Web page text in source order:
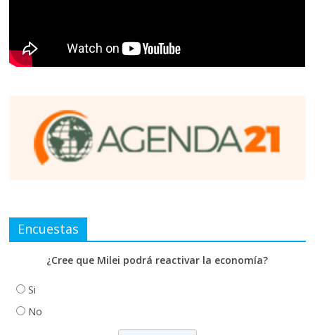
Encuestas
¿Cree que Milei podrá reactivar la economía?
Si
No